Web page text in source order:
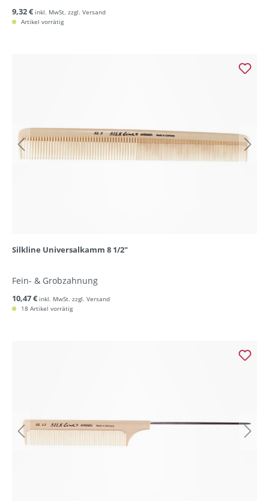
9,32 € inkl. MwSt. zzgl. Versand
Artikel vorrätig
Silkline Universalkamm 8 1/2"
Fein- & Grobzahnung
10,47 € inkl. MwSt. zzgl. Versand
18 Artikel vorrätig